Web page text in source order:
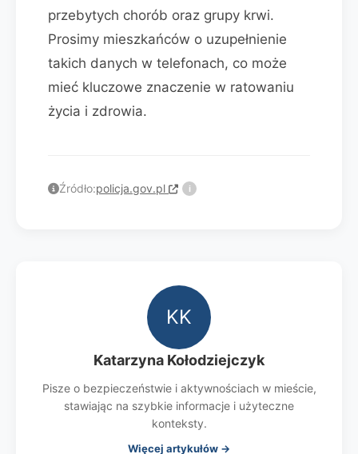
przebytych chorób oraz grupy krwi.
Prosimy mieszkańców o uzupełnienie
takich danych w telefonach, co może
mieć kluczowe znaczenie w ratowaniu
życia i zdrowia.
Źródło:policja.gov.pl i
KK
Katarzyna Kołodziejczyk
Pisze o bezpieczeństwie i aktywnościach w mieście,
stawiając na szybkie informacje i użyteczne
konteksty.
Więcej artykułów →